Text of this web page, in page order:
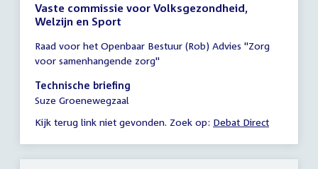
Vaste commissie voor Volksgezondheid,
Welzijn en Sport
vergadering
11:30
-
12:30
Raad voor het Openbaar Bestuur (Rob) Advies "Zorg
voor samenhangende zorg"
Technische briefing
Suze Groenewegzaal
Kijk terug link niet gevonden. Zoek op: Debat Direct